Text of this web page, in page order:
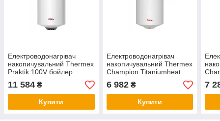
Електроводонагрівач
накопичувальний Thermex
Praktik 100V бойлер
11 584 ₴
Купити
Електроводонагрівач
накопичувальний Thermex
Champion Titaniumheat
100 V бойлер
6 982₴
Купити
100
7